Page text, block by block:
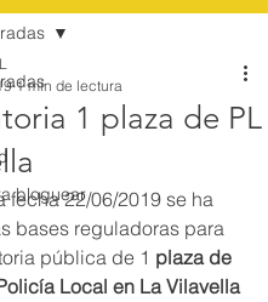
bloguear
1 plaza de PL
1 min de lectura
fecha 22/06/2019 se ha
bases reguladoras para
pública de 1 plaza de
Local en La Vilavella